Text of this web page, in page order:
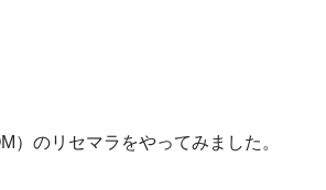
）のリセマラをやってみました。